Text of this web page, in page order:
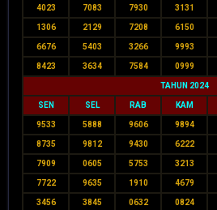
4023 7083 7930 3131
1306 2129 7208 6150
6676 5403 3266 9993
8423 3634 7584 0999
TAHUN 2024
SEN SEL RAB KAM
9533 5888 9606 9894
8735 9812 9430 6222
7909 0605 5753 3213
7722 9635 1910 4679
3456 3845 0632 0824